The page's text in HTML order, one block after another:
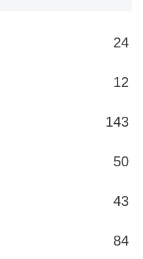
24
12
143
50
43
84